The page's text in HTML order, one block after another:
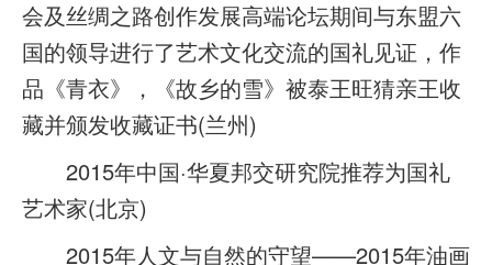
会及丝绸之路创作发展高端论坛期间与东盟六
国的领导进行了艺术文化交流的国礼见证，作
品《青衣》，《故乡的雪》被泰王旺猜亲王收
藏并颁发收藏证书(兰州)
2015年中国·华夏邦交研究院推荐为国礼
艺术家(北京)
2015年人文与自然的守望——2015年油画